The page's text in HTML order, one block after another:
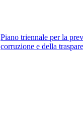
Piano triennale per la
corruzione e della